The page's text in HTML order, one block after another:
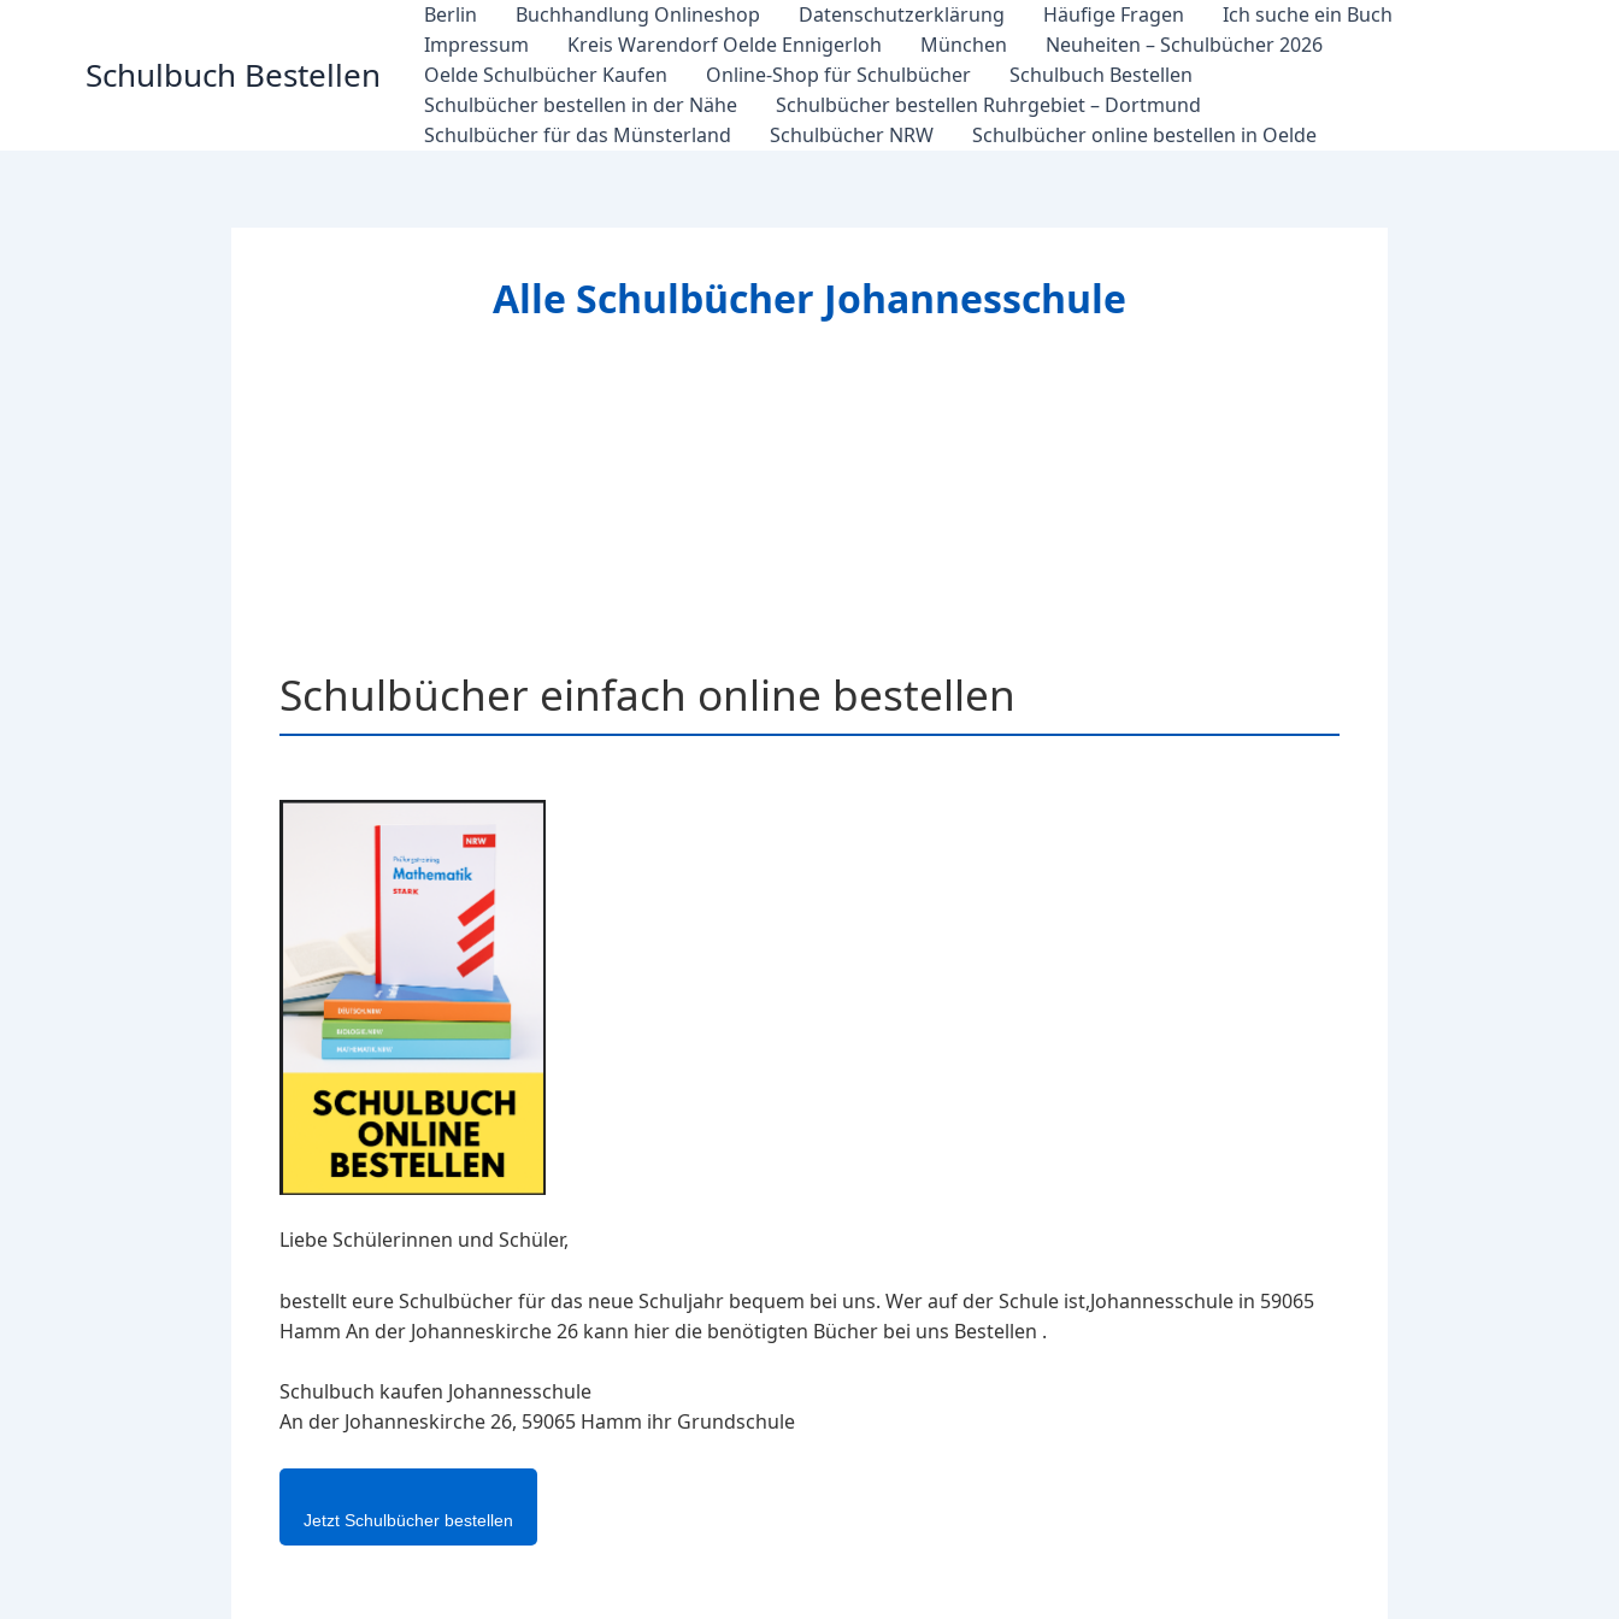
Schulbuch Bestellen
Berlin Buchhandlung Onlineshop Datenschutzerklärung Häufige Fragen
Ich suche ein Buch
Impressum
Kreis Warendorf Oelde Ennigerloh München
Neuheiten – Schulbücher 2026
Oelde Schulbücher Kaufen
Online-Shop für Schulbücher
Schulbuch Bestellen
Schulbücher bestellen in der Nähe
Schulbücher bestellen Ruhrgebiet – Dortmund
Schulbücher für das Münsterland
Schulbücher NRW Schulbücher online bestellen in Oelde
Alle Schulbücher Johannesschule
Schulbücher einfach online bestellen
Liebe Schülerinnen und Schüler,
bestellt eure Schulbücher für das neue Schuljahr bequem bei uns. Wer auf der Schule ist,Johannesschule in 59065
Hamm An der Johanneskirche 26 kann hier die benötigten Bücher bei uns Bestellen .
Schulbuch kaufen Johannesschule
An der Johanneskirche 26, 59065 Hamm ihr Grundschule
Jetzt Schulbücher bestellen